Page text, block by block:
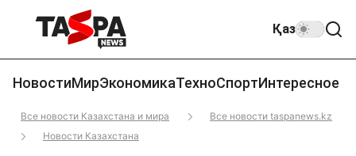
Қаз
НовостиМирЭкономикаТехноСпортИнтересное
Все новости Казахстана и мира
Все новости taspanews.kz
Новости Казахстана